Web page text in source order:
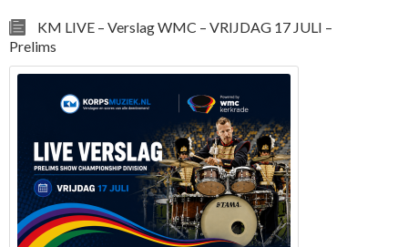
KM LIVE – Verslag WMC – VRIJDAG 17 JULI –
Prelims